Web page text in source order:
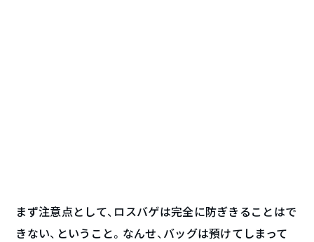
まず注意点として、ロスバゲは完全に防ぎきることはで
きない、ということ。なんせ、バッグは預けてしまって